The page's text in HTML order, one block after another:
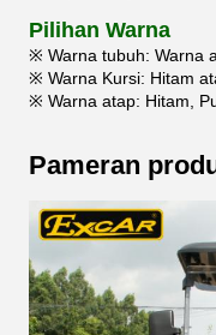
Pilihan Warna
※ Warna tubuh: Warna
※ Warna Kursi: Hitam
※ Warna atap: Hitam,
Pameran